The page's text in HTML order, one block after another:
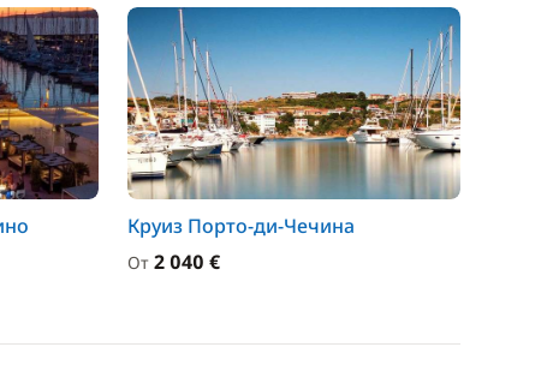
Круиз Порто-ди-Чечина
От 2 040 €